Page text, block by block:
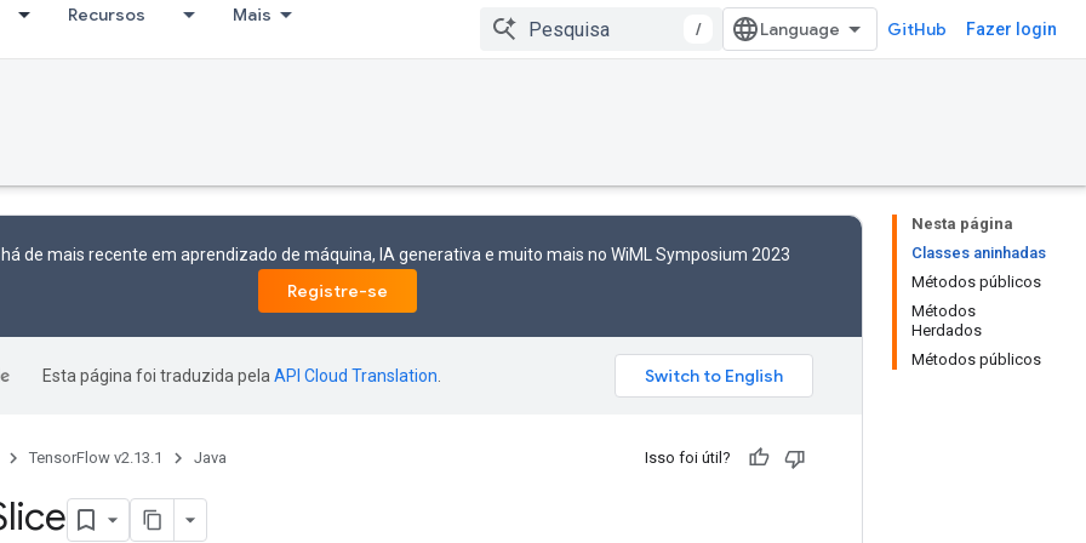
Recursos Mais
/ GitHub Fazer login
Nesta página
Classes aninhadas
Métodos públicos
Métodos
Herdados
Métodos públicos
de mais recente em aprendizado de máquina, IA generativa e muito mais no WiML Symposium 2023
Registre-se
Esta página foi traduzida pela API Cloud Translation
TensorFlow v2.13.1 Java Isso foi útil?